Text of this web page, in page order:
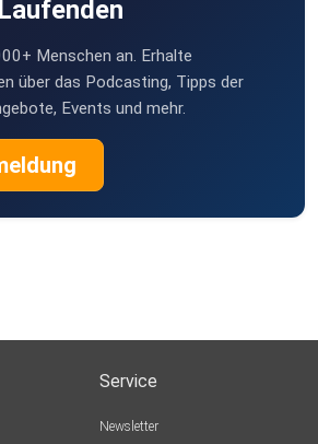
Menschen an. Erhalte
über das Podcasting, Tipps der
Events und mehr.
Service
Newsletter